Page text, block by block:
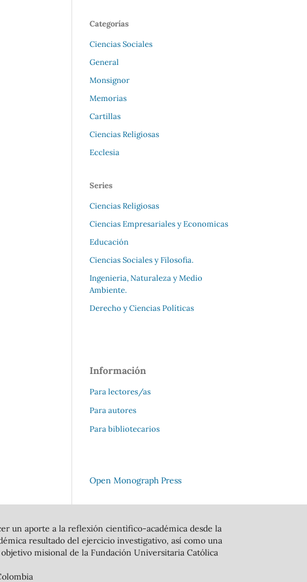
Categorías
Ciencias Sociales
General
Monsignor
Memorias
Cartillas
Ciencias Religiosas
Ecclesia
Series
Ciencias Religiosas
Ciencias Empresariales y Economicas
Educación
Ciencias Sociales y Filosofia.
Ingenieria, Naturaleza y Medio
Ambiente.
Derecho y Ciencias Políticas
Información
Para lectores/as
Para autores
Para bibliotecarios
Open Monograph Press
un aporte a la reflexión cientìfico-académica desde la
resultado del ejercicio investigativo, así como una
misional de la Fundación Universitaria Católica